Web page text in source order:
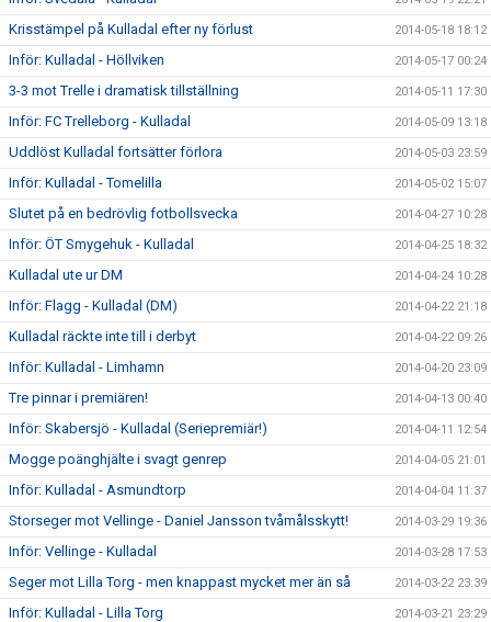
Krisstämpel på Kulladal efter ny förlust 2014-05-18 18:12
Inför: Kulladal - Höllviken 2014-05-17 00:24
3-3 mot Trelle i dramatisk tillställning 2014-05-11 17:30
Inför: FC Trelleborg - Kulladal 2014-05-09 13:18
Uddlöst Kulladal fortsätter förlora 2014-05-03 23:59
Inför: Kulladal - Tomelilla 2014-05-02 15:07
Slutet på en bedrövlig fotbollsvecka 2014-04-27 10:28
Inför: ÖT Smygehuk - Kulladal 2014-04-25 18:32
Kulladal ute ur DM 2014-04-24 10:28
Inför: Flagg - Kulladal (DM) 2014-04-22 21:18
Kulladal räckte inte till i derbyt 2014-04-22 09:26
Inför: Kulladal - Limhamn 2014-04-20 23:09
Tre pinnar i premiären! 2014-04-13 00:40
Inför: Skabersjö - Kulladal (Seriepremiär!) 2014-04-11 12:54
Mogge poänghjälte i svagt genrep 2014-04-05 21:01
Inför: Kulladal - Asmundtorp 2014-04-04 11:37
Storseger mot Vellinge - Daniel Jansson tvåmålsskytt! 2014-03-29 19:36
Inför: Vellinge - Kulladal 2014-03-28 17:53
Seger mot Lilla Torg - men knappast mycket mer än så 2014-03-22 23:39
Inför: Kulladal - Lilla Torg 2014-03-21 23:29